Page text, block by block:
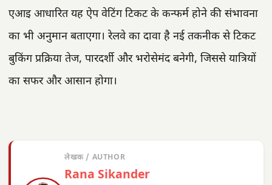
एआइ आधारित यह ऐप वेटिंग टिकट के कन्फर्म होने की संभावना
का भी अनुमान बताएगा। रेलवे का दावा है नई तकनीक से टिकट
बुकिंग प्रक्रिया तेज, पारदर्शी और भरोसेमंद बनेगी, जिससे यात्रियों
का सफर और आसान होगा।
लेखक / AUTHOR
Rana Sikander